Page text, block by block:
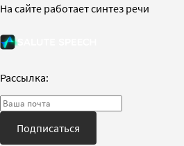
На сайте работает синтез речи
Рассылка:
Подписаться